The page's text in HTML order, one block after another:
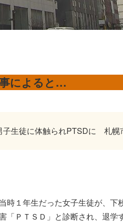
によると…
生徒に体触られPTSDに 札幌
時１年生だった女子生徒が、下
「ＰＴＳＤ」と診断され、退学